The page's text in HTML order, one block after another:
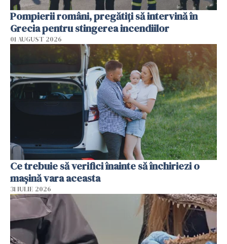
Pompierii români, pregătiţi să intervină în
Grecia pentru stingerea incendiilor
01 AUGUST 2026
Ce trebuie să verifici înainte să închiriezi o
mașină vara aceasta
31 IULIE 2026